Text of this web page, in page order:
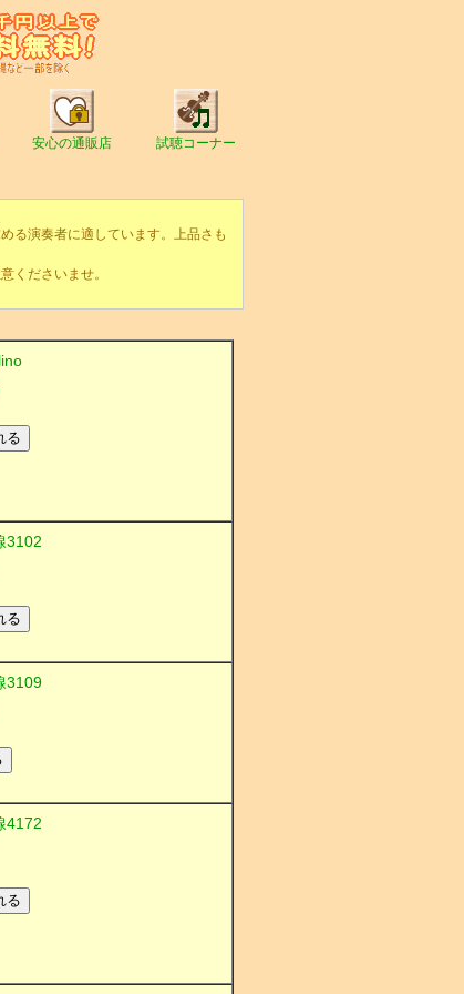
安心の通販店 試聴コーナー
る演奏者に適しています。上品さも
くださいませ。
3102
3109
4172